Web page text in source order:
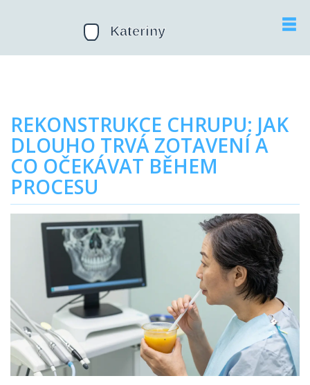
REKONSTRUKCE CHRUPU: JAK
DLOUHO TRVÁ ZOTAVENÍ A
CO OČEKÁVAT BĚHEM
PROCESU